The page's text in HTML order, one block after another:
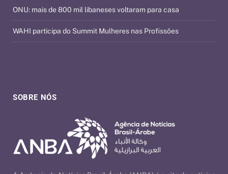
SOBRE NÓS
ONU: mais de 800 mil libaneses voltaram para casa
WAHI participa do Summit Mulheres nas Profissões